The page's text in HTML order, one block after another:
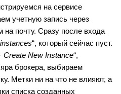
на сервисе
учетную запись через
на почту. Сразу после входа
“, который сейчас пуст.
Create New Instance“,
брокера, выбираем
Метки ни на что не влияют, а
списка созданных